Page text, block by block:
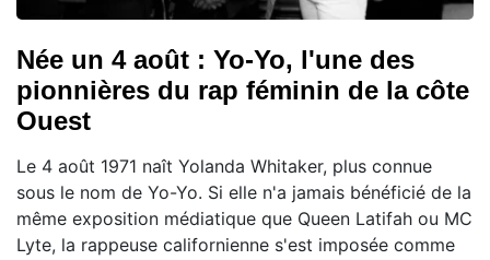
Née un 4 août : Yo-Yo, l'une des
pionnières du rap féminin de la côte
Ouest
Le 4 août 1971 naît Yolanda Whitaker, plus connue
sous le nom de Yo-Yo. Si elle n'a jamais bénéficié de la
même exposition médiatique que Queen Latifah ou MC
Lyte, la rappeuse californienne s'est imposée comme